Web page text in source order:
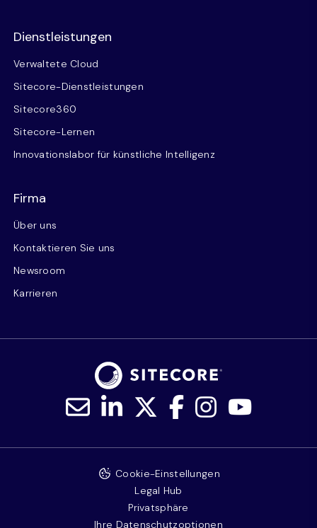
Dienstleistungen
Verwaltete Cloud
Sitecore-Dienstleistungen
Sitecore360
Sitecore-Lernen
Innovationslabor für künstliche Intelligenz
Firma
Über uns
Kontaktieren Sie uns
Newsroom
Karrieren
Cookie-Einstellungen
Legal Hub
Privatsphäre
Ihre Datenschutzoptionen